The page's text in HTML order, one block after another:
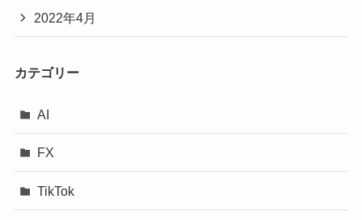
2022年4月
カテゴリー
AI
FX
TikTok